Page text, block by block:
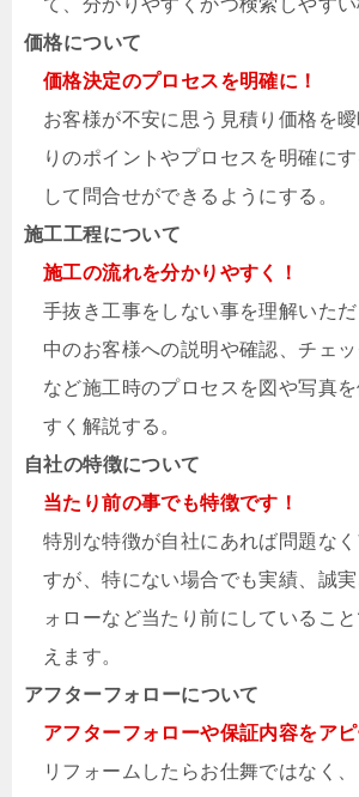
価格について
価格決定のプロセスを明確に！
お客様が不安に思う見積り価格を
りのポイントやプロセスを明確に
して問合せができるようにする。
施工工程について
施工の流れを分かりやすく！
手抜き工事をしない事を理解いた
中のお客様への説明や確認、チェ
など施工時のプロセスを図や写真
すく解説する。
自社の特徴について
当たり前の事でも特徴です！
特別な特徴が自社にあれば問題な
すが、特にない場合でも実績、誠
ォローなど当たり前にしているこ
えます。
アフターフォローについて
アフターフォローや保証内容をアピ
リフォームしたらお仕舞ではなく